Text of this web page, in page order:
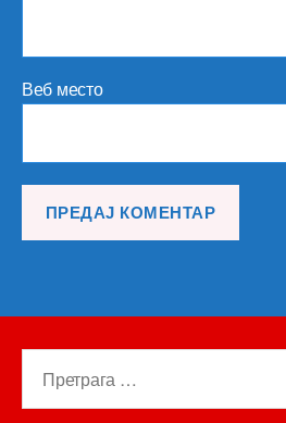
Веб место